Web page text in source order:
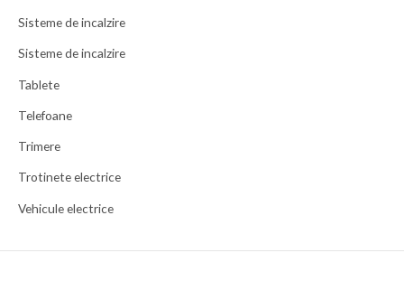
Sisteme de incalzire
Sisteme de incalzire
Tablete
Telefoane
Trimere
Trotinete electrice
Vehicule electrice